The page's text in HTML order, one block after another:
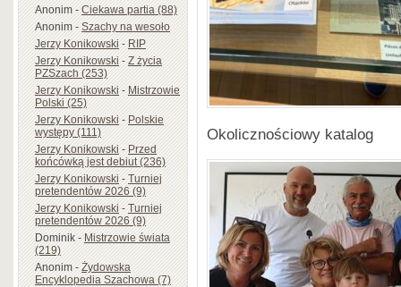
Anonim-Ciekawa partia (88)
Anonim-Szachy na wesoło
Jerzy Konikowski-RIP
Jerzy Konikowski-Z życia
PZSzach (253)
Jerzy Konikowski-Mistrzowie
Polski (25)
Jerzy Konikowski-Polskie
występy (111)
Jerzy Konikowski-Przed
końcówką jest debiut (236)
Jerzy Konikowski-Turniej
pretendentów 2026 (9)
Jerzy Konikowski-Turniej
pretendentów 2026 (9)
Dominik-Mistrzowie świata
(219)
Anonim-Żydowska
Encyklopedia Szachowa (7)
Okolicznościowy katalog